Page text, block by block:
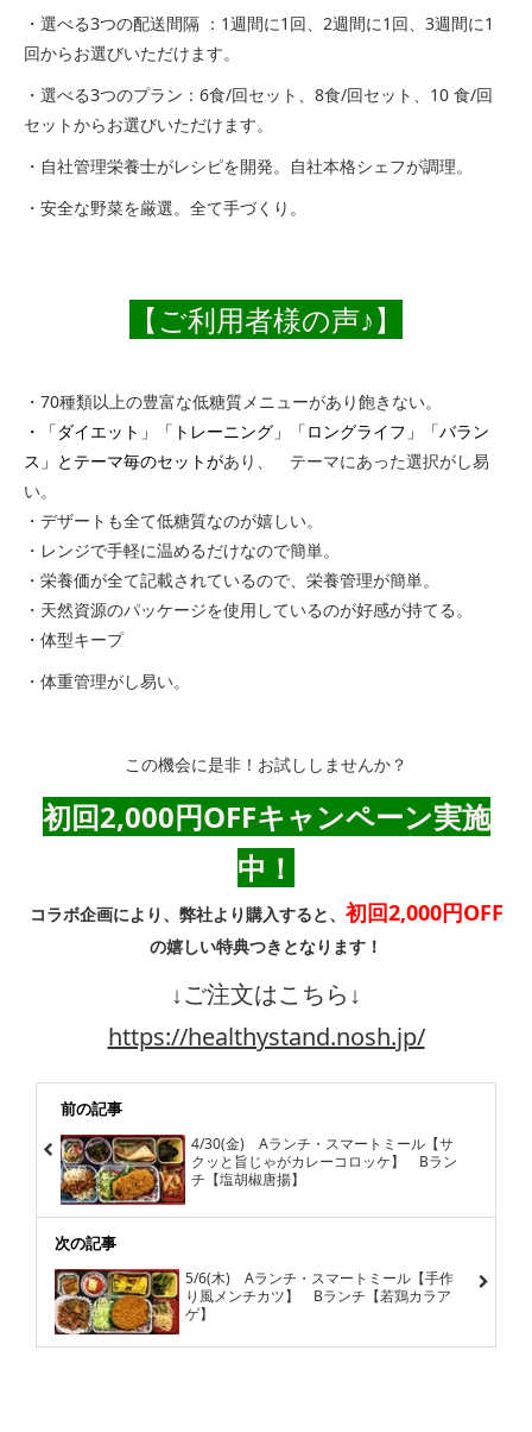
・選べる3つの配送間隔 ： 1週間に1回、2週間に1回、3週間に1
回からお選びいただけます。
・選べる3つのプラン： 6食/回セット、8食/回セット、10 食/回
セットからお選びいただけます。
・自社管理栄養士がレシピを開発。自社本格シェフが調理。
・安全な野菜を厳選。全て手づくり。
【ご利用者様の声♪】
・70種類以上の豊富な低糖質メニューがあり飽きない。
・「ダイエット」「トレーニング」「ロングライフ」「バラン
ス」と テーマ毎のセットがあり、 テーマにあった選択がし易
い。
・デザートも全て低糖質なのが嬉しい。
・レンジで手軽に温めるだけなので簡単。
・栄養価が全て記載されているので、栄養管理が簡単。
・天然資源のパッケージを使用しているのが好感が持てる。
・体型キープ
・体重管理がし易い。
この機会に是非！お試ししませんか？
初回2,000円OFFキャンペーン実施
中！
コラボ企画により、弊社より購入すると、 初回2,000円OFF
の嬉しい特典つきとなります！
↓ご注文はこちら↓
https://healthystand.nosh.jp/
前の記事
4/30(金) Aランチ・スマートミール【サ
クッと旨じゃがカレーコロッケ】 Bラン
チ【塩胡椒唐揚】
次の記事
5/6(木) Aランチ・スマートミール【手作
り風メンチカツ】 Bランチ【若鶏カラア
ゲ】